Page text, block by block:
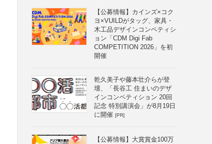
【公募情報】カインズ×コク
ヨ×VUILDがタッグ、家具・
木工品デザインコンペティシ
ョン「CDM Digi Fab
COMPETITION 2026」を初
開催
乾久美子や藤本壮介らが登
壇、「長谷工 住まいのデザ
インコンペティション 20回
記念 特別講演会」が8月19日
に開催 [PR]
【公募情報】大賞賞金100万